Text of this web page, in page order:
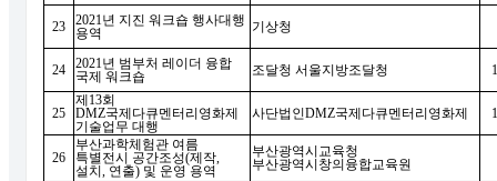
23 2021년 지진 워크숍 행사대행
용역
기상청
24 2021년 범부처 레이더 융합
국제 워크숍
조달청 서울지방조달청
25
제 13회
DMZ국제다큐멘터리영화제
기술업무 대행
사단법인DMZ국제다큐멘터리영화제
26
부산과학체험관 여름
특별전시 공간조성(제작,
설치 , 연출) 및 운영 용역
부산광역시교육청
부산광역시창의융합교육원